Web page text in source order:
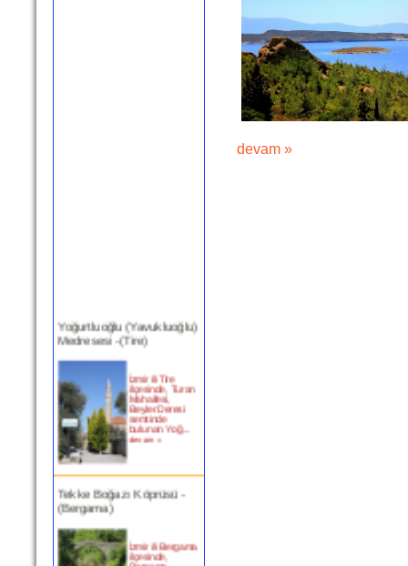
Medresesi -(Tire)
ilçesinde, Turan
Mahallesi,
Beyler Deresi
semtinde
bulunan Yoğ...
devam »
(Bergama)
ilçesinde,
Bergama
devam »